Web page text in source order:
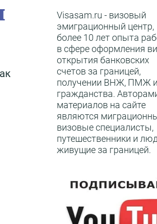
Visasam.ru - визовый
эмиграционный центр,
более 10 лет опыта
в сфере оформления
открытия банковских
счетов за границей,
получении ВНЖ, ПМЖ и
гражданства.
материалов на сайте
являются
визовые специалисты,
путешественники и
живущие за границей.